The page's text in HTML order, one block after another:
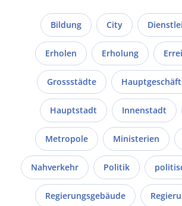
Bildung City
Erholen Erholung
Grossstädte
Hauptstadt Innenstadt
Metropole Ministerien
Nahverkehr Politik
Regierungsgebäude